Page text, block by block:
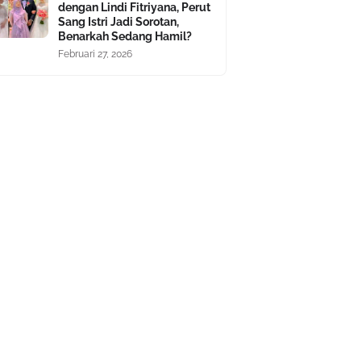
dengan Lindi Fitriyana, Perut
Sang Istri Jadi Sorotan,
Benarkah Sedang Hamil?
Februari 27, 2026